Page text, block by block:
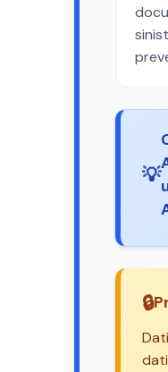
💡
🔒